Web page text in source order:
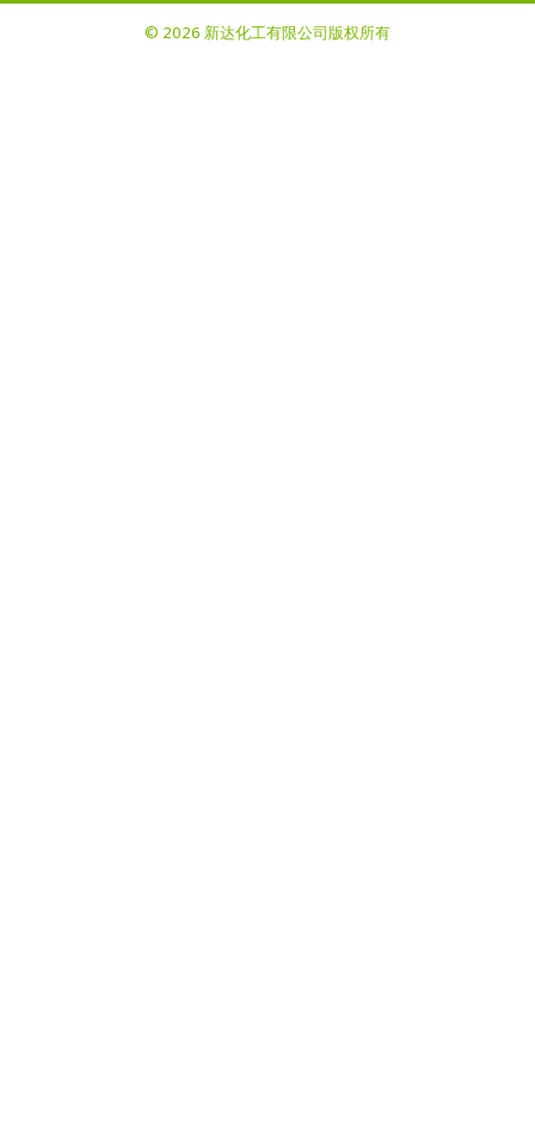
© 2026 新达化工有限公司版权所有